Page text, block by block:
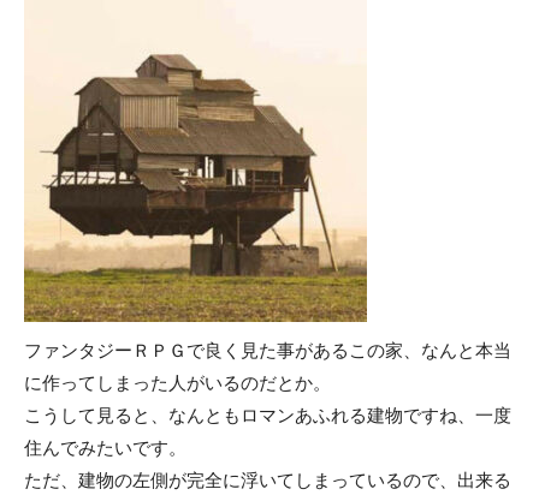
ファンタジーＲＰＧで良く見た事があるこの家、なんと本当
に作ってしまった人がいるのだとか。
こうして見ると、なんともロマンあふれる建物ですね、一度
住んでみたいです。
ただ、建物の左側が完全に浮いてしまっているので、出来る